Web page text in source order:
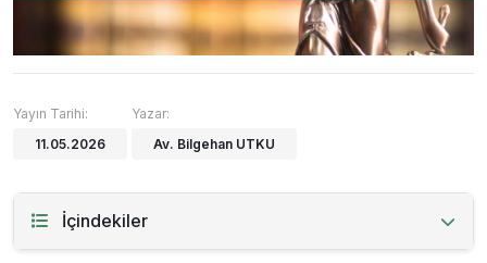
Yayın Tarihi:
11.05.2026
Yazar:
Av. Bilgehan UTKU
İçindekiler